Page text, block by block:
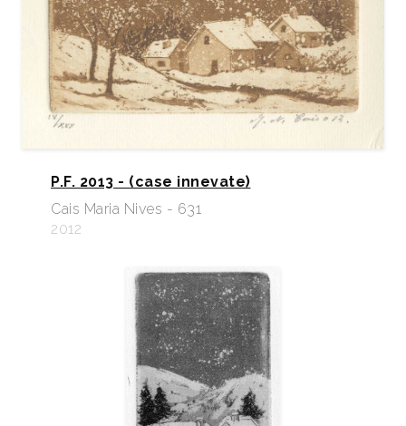
P.F. 2013 - (case innevate)
Cais Maria Nives - 631
2012